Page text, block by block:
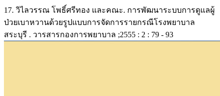
17. วิไลวรรณ โพธิ์ศรีทอง และคณะ. การพัฒนาระบบการดูแลผู้
ป่วยเบาหวานด้วยรูปแบบการจัดการรายกรณีโรงพยาบาล
สระบุรี . วารสารกองการพยาบาล ;2555 : 2 : 79 - 93